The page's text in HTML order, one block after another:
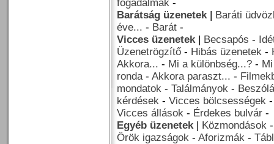
fogadalmak -
Barátság üzenetek| Baráti
éve... - Barát -
Vicces üzenetek| Becsapós -
Üzenetrögzítő - Hibás üzenetek -
Akkora... - Mi a különbség...? -
ronda- Akkora paraszt... -
mondatok - Találmányok -
kérdések - Vicces bölcsességek
Vicces állások - Érdekes bulvár -
Egyéb üzenetek| Közmondások
Örök igazságok - Aforizmák -